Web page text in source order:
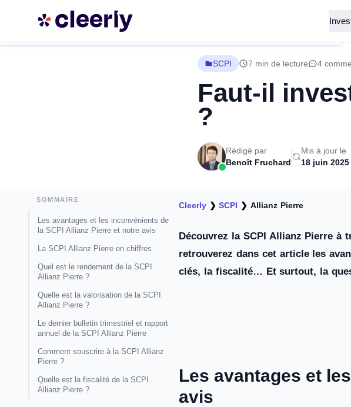
SCPI 7 min de lecture 4
Faut-il
?
Rédigé par
Benoît Fruchard
Mis à jour le
18 juin 2025
SOMMAIRE
Les avantages et les inconvénients de
la SCPI Allianz Pierre et notre avis
La SCPI Allianz Pierre en chiffres
Quel est le rendement de la SCPI
Allianz Pierre ?
Quelle est la valorisation de la SCPI
Allianz Pierre ?
Le dernier bulletin trimestriel et rapport
annuel de la SCPI Allianz Pierre
Comment souscrire à la SCPI Allianz
Pierre ?
Quelle est la fiscalité de la SCPI
Allianz Pierre ?
Cleerly ❯SCPI ❯ Allianz Pierre
Découvrez la SCPI Allianz Pierre à
retrouverez dans cet article les
clés, la fiscalité… Et surtout, la
Les avantages et
avis